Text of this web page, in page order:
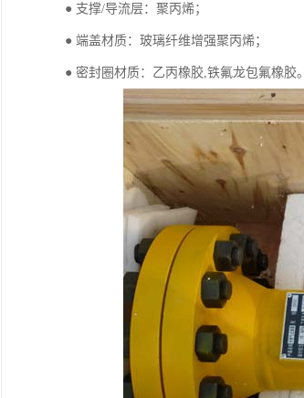
● 支撑/导流层：聚丙烯；
● 端盖材质：玻璃纤维增强聚丙烯；
● 密封圈材质：乙丙橡胶,铁氟龙包氟橡胶。